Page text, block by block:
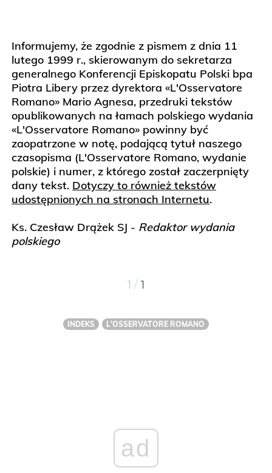
Informujemy, że zgodnie z pismem z dnia 11
lutego 1999 r., skierowanym do sekretarza
generalnego Konferencji Episkopatu Polski bpa
Piotra Libery przez dyrektora «L'Osservatore
Romano» Mario Agnesa, przedruki tekstów
opublikowanych na łamach polskiego wydania
«L'Osservatore Romano» powinny być
zaopatrzone w notę, podającą tytuł naszego
czasopisma (L'Osservatore Romano, wydanie
polskie) i numer, z którego został zaczerpnięty
dany tekst. Dotyczy to również tekstów
udostępnionych na stronach Internetu.
Ks. Czesław Drążek SJ - Redaktor wydania
polskiego
1 / 1
INDEKS L'OSSERVATORE ROMANO
ad